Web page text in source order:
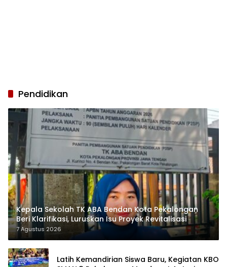
Pendidikan
Kepala Sekolah TK ABA Bendan Kota Pekalongan
Beri Klarifikasi, Luruskan Isu Proyek Revitalisasi
7 Agustus 2026
Latih Kemandirian Siswa Baru, Kegiatan KBO